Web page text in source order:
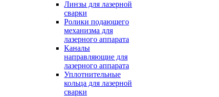
Линзы для лазерной
сварки
Ролики подающего
механизма для
лазерного аппарата
Каналы
направляющие для
лазерного аппарата
Уплотнительные
кольца для лазерной
сварки